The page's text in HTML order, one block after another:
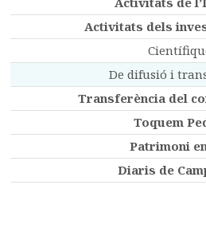
Activitats dels
De difusió i
Transferència del
Toquem
Patrimoni
Diaris de